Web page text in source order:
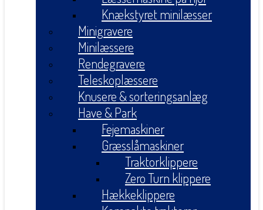
Knækstyret minilæsser
Minigravere
Minilæssere
Rendegravere
Teleskoplæssere
Knusere & sorteringsanlæg
Have & Park
Fejemaskiner
Græsslåmaskiner
Traktorklippere
Zero Turn klippere
Hækkeklippere